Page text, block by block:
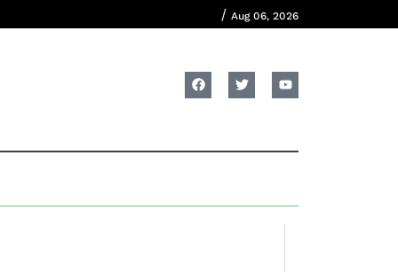
/ Aug 06, 2026